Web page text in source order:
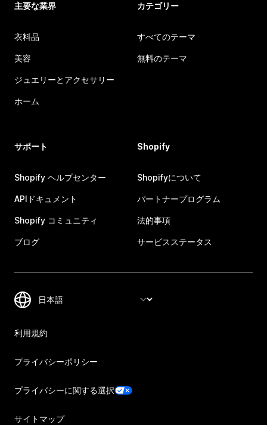
主要な業界
衣料品
美容
ジュエリーとアクセサリー
ホーム
カテゴリー
すべてのテーマ
無料のテーマ
サポート
Shopify ヘルプセンター
APIドキュメント
Shopify コミュニティ
ブログ
Shopify
Shopifyについて
パートナープログラム
法的事項
サービスステータス
利用規約
プライバシーポリシー
プライバシーに関する選択
サイトマップ